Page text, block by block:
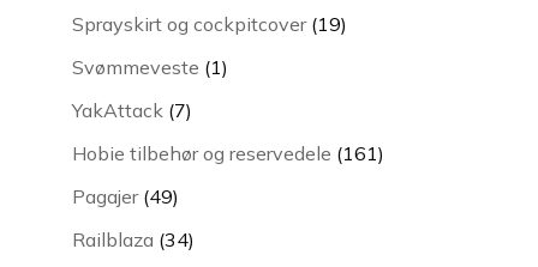
vare
Sprayskirt og cockpitcover 1919
Svømmeveste 11
YakAttack 77
Hobie tilbehør og reservedele 161161
Pagajer 4949
varer
Railblaza 3434